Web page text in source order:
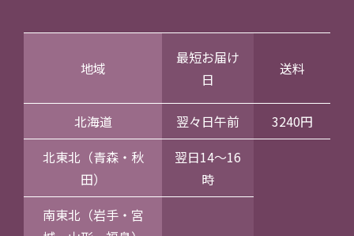
地域
最短お届け
日
送料
北海道 翌々日午前
3240円
北東北（青森・秋
田）
翌日14～16
時
南東北（岩手・宮